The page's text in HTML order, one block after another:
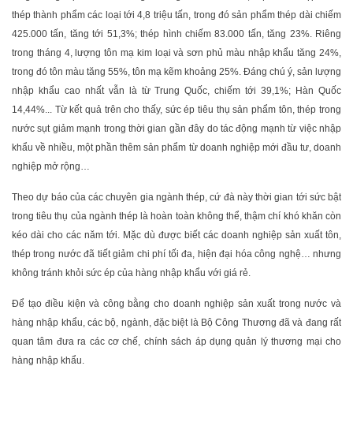
thép thành phẩm các loại tới 4,8 triệu tấn, trong đó sản phẩm thép dài chiếm
425.000 tấn, tăng tới 51,3%; thép hình chiếm 83.000 tấn, tăng 23%. Riêng
trong tháng 4, lượng tôn mạ kim loại và sơn phủ màu nhập khẩu tăng 24%,
trong đó tôn màu tăng 55%, tôn mạ kẽm khoảng 25%. Đáng chú ý, sản lượng
nhập khẩu cao nhất vẫn là từ Trung Quốc, chiếm tới 39,1%; Hàn Quốc
14,44%... Từ kết quả trên cho thấy, sức ép tiêu thụ sản phẩm tôn, thép trong
nước sụt giảm mạnh trong thời gian gần đây do tác động mạnh từ việc nhập
khẩu về nhiều, một phần thêm sản phẩm từ doanh nghiệp mới đầu tư, doanh
nghiệp mở rộng…
Theo dự báo của các chuyên gia ngành thép, cứ đà này thời gian tới sức bật
trong tiêu thụ của ngành thép là hoàn toàn không thể, thậm chí khó khăn còn
kéo dài cho các năm tới. Mặc dù được biết các doanh nghiệp sản xuất tôn,
thép trong nước đã tiết giảm chi phí tối đa, hiện đại hóa công nghệ… nhưng
không tránh khỏi sức ép của hàng nhập khẩu với giá rẻ.
Để tạo điều kiện và công bằng cho doanh nghiệp sản xuất trong nước và
hàng nhập khẩu, các bộ, ngành, đặc biệt là Bộ Công Thương đã và đang rất
quan tâm đưa ra các cơ chế, chính sách áp dụng quản lý thương mại cho
hàng nhập khẩu.